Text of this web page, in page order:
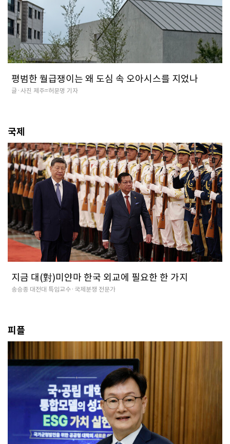
평범한 월급쟁이는 왜 도심 속 오아시스를 지었나
글·사진 제주=허문명 기자
국제
지금 대(對)미얀마 한국 외교에 필요한 한 가지
송승종 대전대 특임교수·국제분쟁 전문가
피플